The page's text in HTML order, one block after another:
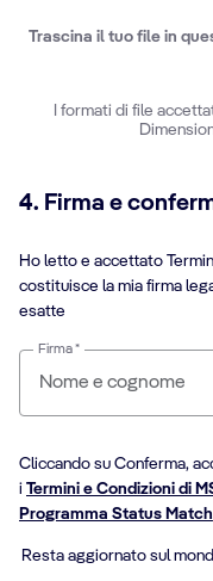
Trascina il tuo file in
I formati di file
4. Firma e
Ho letto e accettato
costituisce la mia firma
esatte
Firma *
Cliccando su Conferma,
i Termini e Condizioni di
Programma Status Match
Resta aggiornato sul